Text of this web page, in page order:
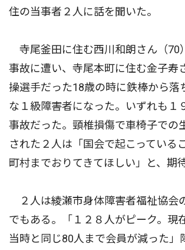
住の当事者２人に話を聞いた。
寺尾釜田に住む西川和朗さん（70
事故に遭い、寺尾本町に住む金子寿
操選手だった18歳の時に鉄棒から落
な１級障害者になった。いずれも１
事故だった。頸椎損傷で車椅子での
された２人は「国会で起こっている
町村までおりてきてほしい」と、期
２人は綾瀬市身体障害者福祉協会
でもある。「１２８人がピーク。現
当時と同じ80人まで会員が減った」